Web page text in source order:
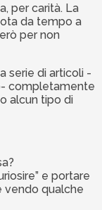
per carità. La
da tempo a
per non
serie di articoli -
completamente
alcun tipo di
e portare
vendo qualche